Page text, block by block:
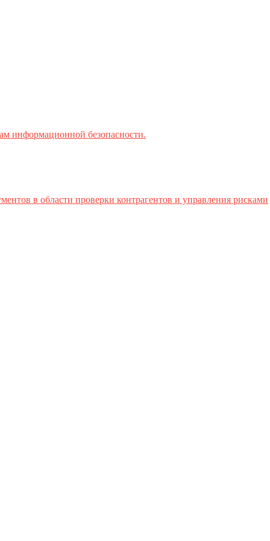
информационной безопасности.
в области проверки контрагентов и управления рисками